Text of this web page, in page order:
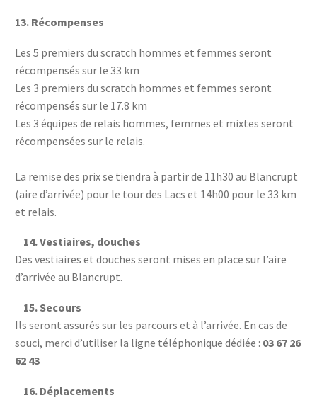
13. Récompenses
Les 5 premiers du scratch hommes et femmes seront
récompensés sur le 33 km
Les 3 premiers du scratch hommes et femmes seront
récompensés sur le 17.8 km
Les 3 équipes de relais hommes, femmes et mixtes seront
récompensées sur le relais.
La remise des prix se tiendra à partir de 11h30 au Blancrupt
(aire d’arrivée) pour le tour des Lacs et 14h00 pour le 33 km
et relais.
14.Vestiaires, douches
Des vestiaires et douches seront mises en place sur l’aire
d’arrivée au Blancrupt.
15. Secours
Ils seront assurés sur les parcours et à l’arrivée. En cas de
souci, merci d’utiliser la ligne téléphonique dédiée : 03 67 26
62 43
16. Déplacements